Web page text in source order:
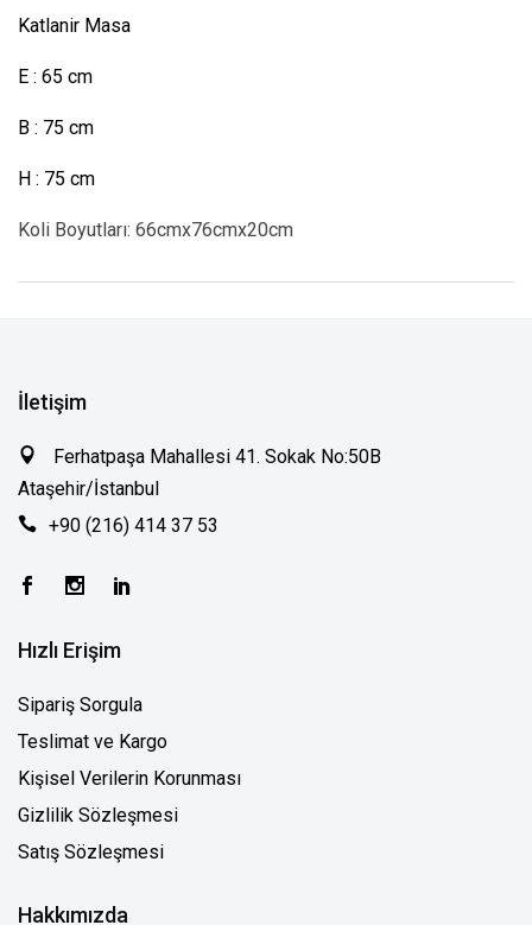
Katlanir Masa
E : 65 cm
B : 75 cm
H : 75 cm
Koli Boyutları: 66cmx76cmx20cm
İletişim
Ferhatpaşa Mahallesi 41. Sokak No:50B
Ataşehir/İstanbul
+90 (216) 414 37 53
Hızlı Erişim
Sipariş Sorgula
Teslimat ve Kargo
Kişisel Verilerin Korunması
Gizlilik Sözleşmesi
Satış Sözleşmesi
Hakkımızda